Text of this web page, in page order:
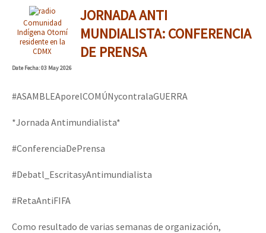
Comunidad
Indígena Otomí
residente en la
CDMX
JORNADA ANTI
MUNDIALISTA: CONFERENCIA
DE PRENSA
DateFecha: 03 May 2026
#ASAMBLEAporelCOMÚNycontralaGUERRA
*Jornada Antimundialista*
#ConferenciaDePrensa
#Debatl_EscritasyAntimundialista
#RetaAntiFIFA
Como resultado de varias semanas de organización,